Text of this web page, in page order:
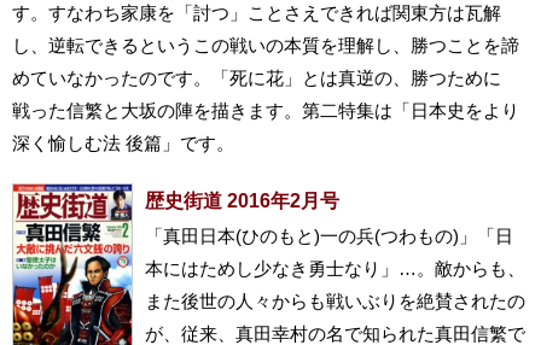
す。すなわち家康を「討つ」ことさえできれば関東方は瓦解
し、逆転できるというこの戦いの本質を理解し、勝つことを諦
めていなかったのです。「死に花」とは真逆の、勝つために
戦った信繁と大坂の陣を描きます。第二特集は「日本史をより
深く愉しむ法 後篇」です。
歴史街道 2016年2月号
「真田日本(ひのもと)一の兵(つわもの)」「日
本にはためし少なき勇士なり」…。敵からも、
また後世の人々からも戦いぶりを絶賛されたの
が、従来、真田幸村の名で知られた真田信繁で